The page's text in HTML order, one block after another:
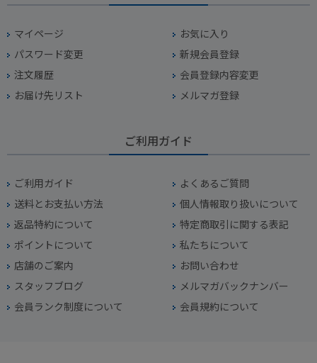
マイページ
お気に入り
パスワード変更
新規会員登録
注文履歴
会員登録内容変更
お届け先リスト
メルマガ登録
ご利用ガイド
ご利用ガイド
よくあるご質問
送料とお支払い方法
個人情報取り扱いについて
返品特約について
特定商取引に関する表記
ポイントについて
私たちについて
店舗のご案内
お問い合わせ
スタッフブログ
メルマガバックナンバー
会員ランク制度について
会員規約について